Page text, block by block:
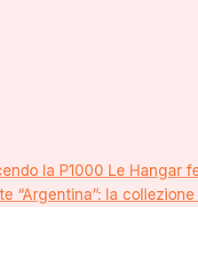
la P1000 Le Hangar
“Argentina”: la